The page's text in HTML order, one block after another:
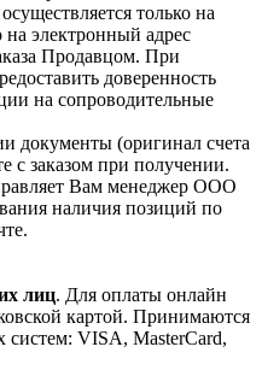
только на
на электронный адрес
Продавцом. При
доверенность
на сопроводительные
документы (оригинал счета
с заказом при получении.
Вам менеджер ООО
наличия позиций по
лиц. Для оплаты онлайн
картой. Принимаются
VISA, MasterCard,